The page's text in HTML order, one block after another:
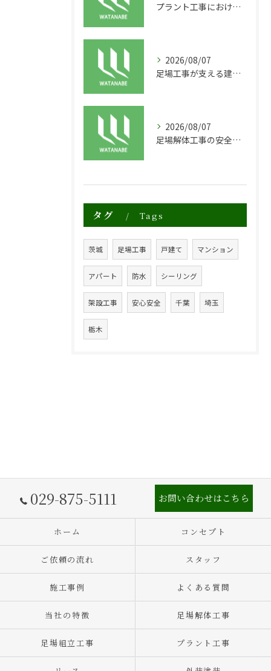
プラント工事における足場工事の安全対策と施工の重要性
2026/08/07
足場工事が支える建物の長寿命化と外装塗装の重要性
2026/08/07
足場解体工事の安全性と効率化のポイント
タグ Tags
茨城 足場工事 戸建て マンション
アパート 防水 シーリング
架設工事 安心安全 千葉 埼玉
栃木
029-875-5111 お問い合わせはこちら
ホーム コンセプト
ご依頼の流れ スタッフ
施工事例 よくある質問
当社の特徴 足場解体工事
足場組立工事 プラント工事